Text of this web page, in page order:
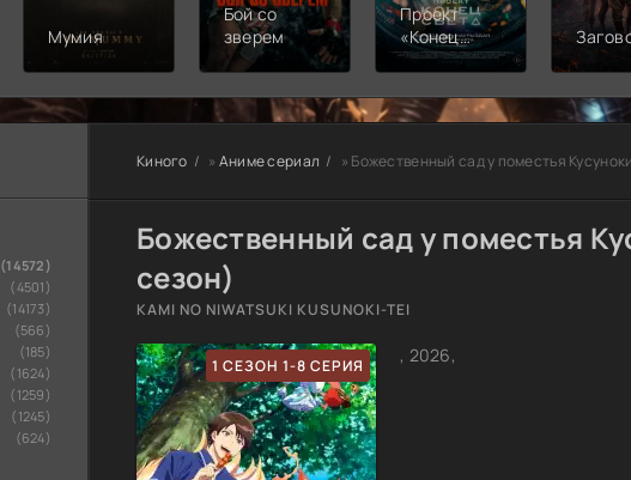
Мумия
Бой со
зверем
Проект
«Конец
света»
(14572)
(4501)
(14173)
(566)
(185)
(1624)
(1259)
(1245)
(624)
Киного » Аниме сериал » Божественный сад у поместья Кусуноки
Божественный сад у поместья
сезон)
KAMI NO NIWATSUKI KUSUNOKI-TEI
1 СЕЗОН 1-8 СЕРИЯ , 2026,